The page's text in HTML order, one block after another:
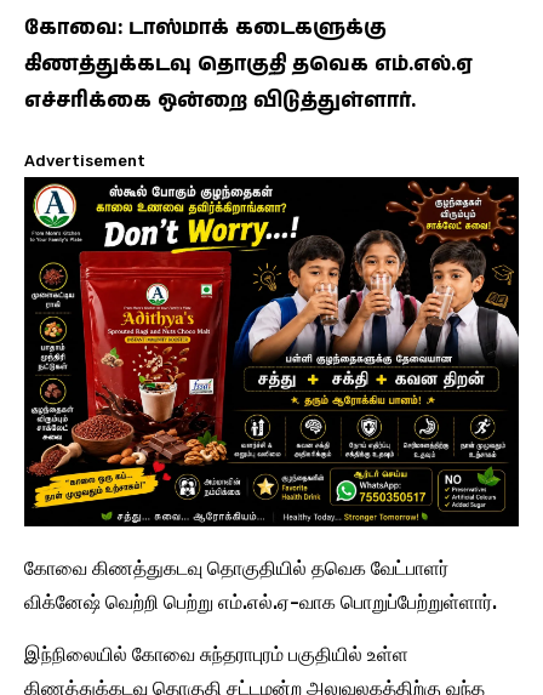
கோவை: டாஸ்மாக் கடைகளுக்கு
கிணத்துக்கடவு தொகுதி தவெக எம்.எல்.ஏ
எச்சரிக்கை ஒன்றை விடுத்துள்ளார்.
Advertisement
கோவை கிணத்துகடவு தொகுதியில் தவெக வேட்பாளர்
விக்னேஷ் வெற்றி பெற்று எம்.எல்.ஏ-வாக பொறுப்பேற்றுள்ளார்.
இந்நிலையில் கோவை சுந்தராபுரம் பகுதியில் உள்ள
கிணத்துக்கடவு தொகுதி சட்டமன்ற அலுவலகத்திற்கு வந்த